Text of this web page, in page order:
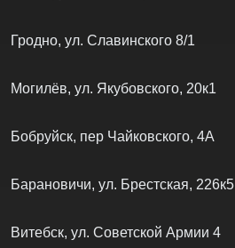
Гродно, ул. Славинского 8/1
Могилёв, ул. Якубовского, 20к1
Бобруйск, пер Чайковского, 4А
Барановичи, ул. Брестская, 226к5
Витебск, ул. Советской Армии 4